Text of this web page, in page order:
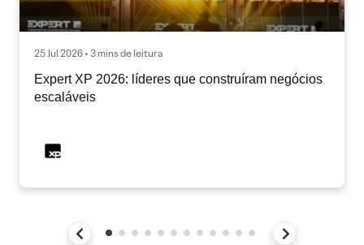
25 Jul 2026 • 3 mins de leitura
Expert XP 2026: líderes que construíram negócios
escaláveis